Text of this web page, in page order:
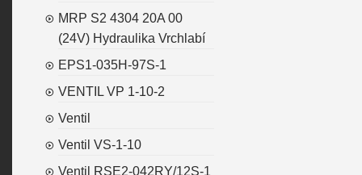
MRP S2 4304 20A 00
(24V) Hydraulika Vrchlabí
EPS1-035H-97S-1
VENTIL VP 1-10-2
Ventil
Ventil VS-1-10
Ventil RSE2-042RY/12S-1